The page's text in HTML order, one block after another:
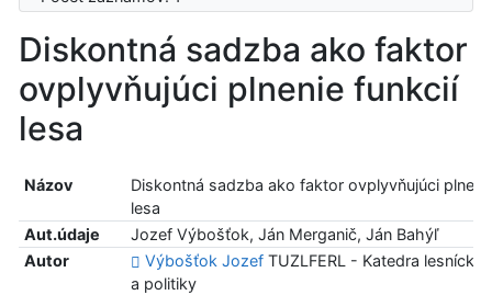
Diskontná sadzba ako faktor
ovplyvňujúci plnenie funkcií
lesa
Názov
Diskontná sadzba ako faktor ovplyvňujúci
lesa
Aut.údaje
Jozef Výbošťok, Ján Merganič, Ján Bahýľ
Autor
Výbošťok JozefTUZLFERL - Katedra
a politiky